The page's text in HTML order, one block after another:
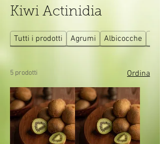
Kiwi Actinidia
Tutti i prodotti Agrumi Albicocche
5 prodotti Ordina